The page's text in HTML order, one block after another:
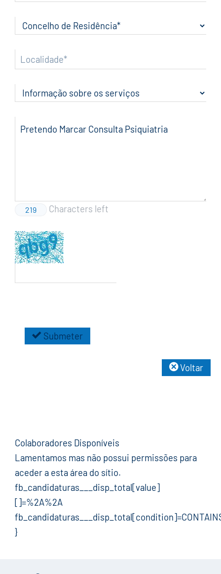
219 Characters left
Submeter
Voltar
Colaboradores Disponíveis
Lamentamos mas não possui permissões para
aceder a esta área do sítio.
fb_candidaturas___disp_total[value]
[]=%2A%2A
}